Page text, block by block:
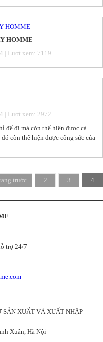
HOMME
| Lượt xem: 7119
| Lượt xem: 2972
để đi mà còn thể hiện được cá
còn thể hiện được công sức của
trước 2 3 4
trợ 24/7
XUẤT VÀ XUẤT NHẬP
Xuân, Hà Nội